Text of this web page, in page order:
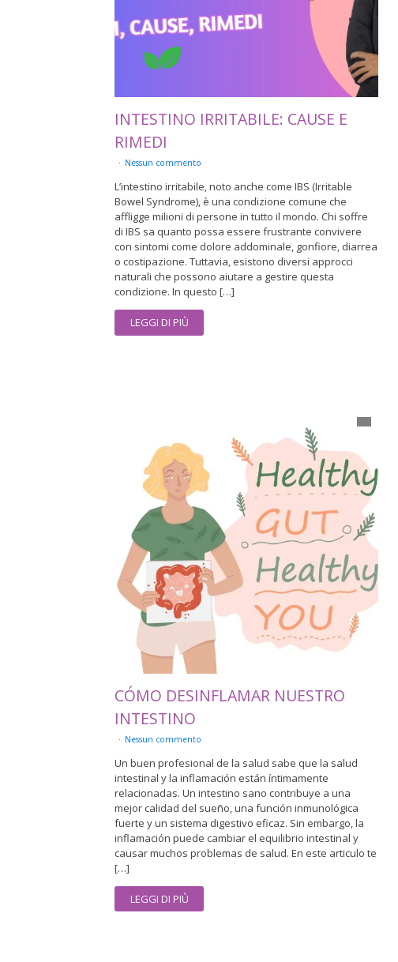
INTESTINO IRRITABILE: CAUSE E
RIMEDI
Nessun commento
L’intestino irritabile, noto anche come IBS (Irritable
Bowel Syndrome), è una condizione comune che
affligge milioni di persone in tutto il mondo. Chi soffre
di IBS sa quanto possa essere frustrante convivere
con sintomi come dolore addominale, gonfiore, diarrea
o costipazione. Tuttavia, esistono diversi approcci
naturali che possono aiutare a gestire questa
condizione. In questo […]
LEGGI DI PIÙ
CÓMO DESINFLAMAR NUESTRO
INTESTINO
Nessun commento
Un buen profesional de la salud sabe que la salud
intestinal y la inflamación están íntimamente
relacionadas. Un intestino sano contribuye a una
mejor calidad del sueño, una función inmunológica
fuerte y un sistema digestivo eficaz. Sin embargo, la
inflamación puede cambiar el equilibrio intestinal y
causar muchos problemas de salud. En este articulo te
[…]
LEGGI DI PIÙ